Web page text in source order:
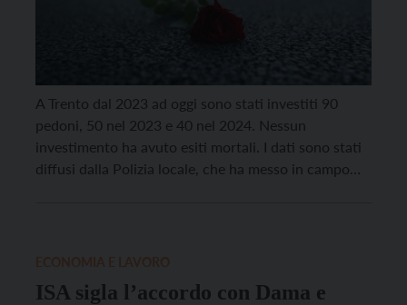
A Trento dal 2023 ad oggi sono stati investiti 90
pedoni, 50 nel 2023 e 40 nel 2024. Nessun
investimento ha avuto esiti mortali. I dati sono stati
diffusi dalla Polizia locale, che ha messo in campo
ISA sigla l’accordo con Dama e